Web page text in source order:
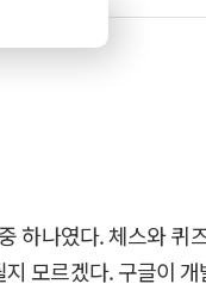
하나였다. 체스와 퀴
모르겠다. 구글이